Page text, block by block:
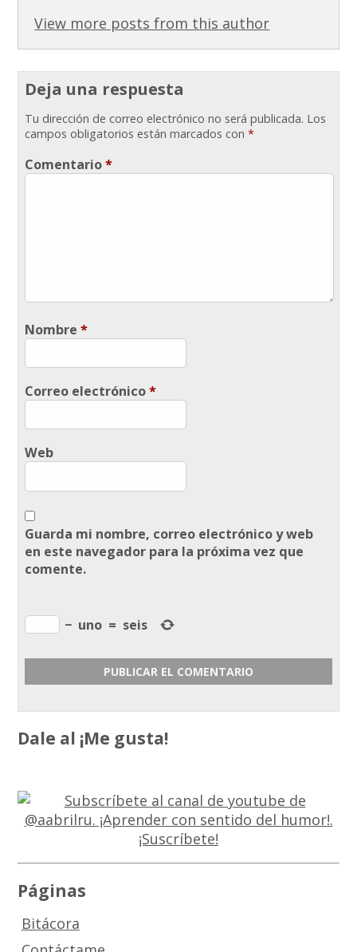
View more posts from this author
Deja una respuesta
Tu dirección de correo electrónico no será publicada. Los
campos obligatorios están marcados con*
Comentario*
Nombre*
Correo electrónico*
Web
Guarda mi nombre, correo electrónico y web
en este navegador para la próxima vez que
comente.
− uno = seis
Dale al ¡Me gusta!
Páginas
Bitácora